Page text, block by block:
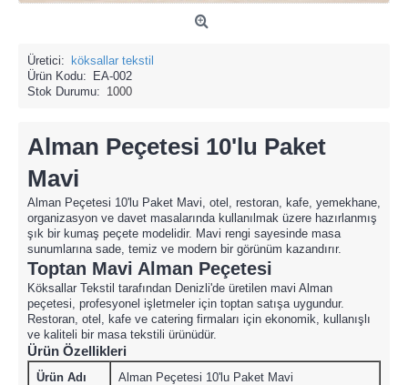
Üretici:
köksallar tekstil
Ürün Kodu:
EA-002
Stok Durumu: 1000
Alman Peçetesi 10'lu Paket
Mavi
Alman Peçetesi 10'lu Paket Mavi, otel, restoran, kafe, yemekhane,
organizasyon ve davet masalarında kullanılmak üzere hazırlanmış
şık bir kumaş peçete modelidir. Mavi rengi sayesinde masa
sunumlarına sade, temiz ve modern bir görünüm kazandırır.
Toptan Mavi Alman Peçetesi
Köksallar Tekstil tarafından Denizli'de üretilen mavi Alman
peçetesi, profesyonel işletmeler için toptan satışa uygundur.
Restoran, otel, kafe ve catering firmaları için ekonomik, kullanışlı
ve kaliteli bir masa tekstili ürünüdür.
Ürün Özellikleri
Ürün Adı Alman Peçetesi 10'lu Paket Mavi